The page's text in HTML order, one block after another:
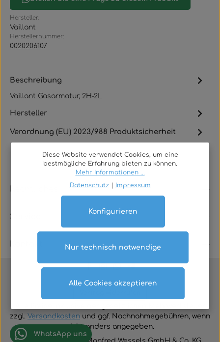
Hersteller:
Vaillant
Herstellernummer:
0020206107
Beschreibung
Vaillant Gasarmatur, 2H-2L
Hersteller
Verordnung (EU) 2023/988 Produktsicherheit
Service
zzgl. Versandkosten und ggf. Nachnahmegebühren, wenn
nicht anders angegeben.
WhatsApp uns
Diese Website verwendet Cookies, um eine
bestmögliche Erfahrung bieten zu können.
Mehr Informationen ...
Datenschutz
Impressum
Nur technisch notwendige
Konfigurieren
Alle Cookies akzeptieren